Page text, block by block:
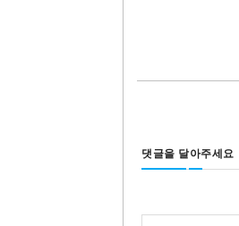
댓글을 달아주세요